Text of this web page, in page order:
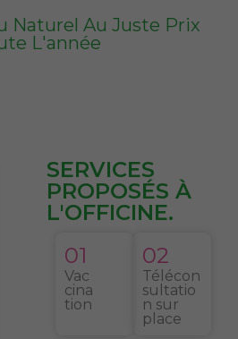
Naturel Au Juste Prix
L'année
SERVICES
PROPOSÉS À
L'OFFICINE.
01
Vac
cina
tion
02
Télécon
sultatio
n sur
place